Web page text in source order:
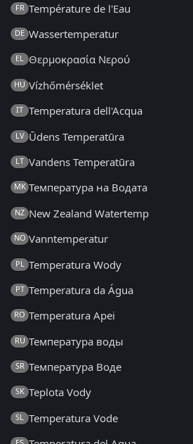
FR Température de l'Eau
DE Wassertemperatur
EL Θερμοκρασία Νερού
HU Vízhőmérséklet
IT Temperatura dell'Acqua
LV Ūdens Temperatūra
LT Vandens Temperatūra
MK Температура на Водата
NZ New Zealand Watertemp
NO Vanntemperatur
PL Temperatura Wody
PT Temperatura da Água
RO Temperatura Apei
RU Температура воды
SR Температура Воде
SK Teplota Vody
SL Temperatura Vode